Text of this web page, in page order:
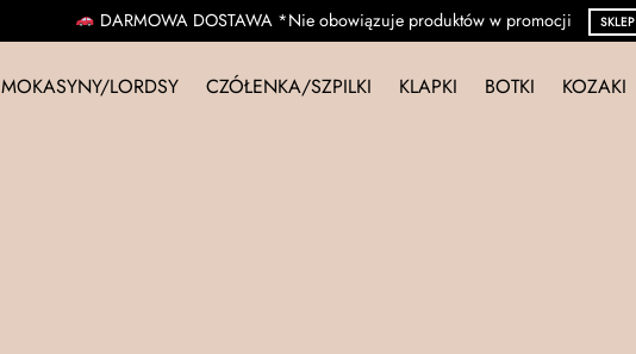
DARMOWA DOSTAWA *Nie obowiązuje produktów w promocji SKLEP
MOKASYNY/LORDSY CZÓŁENKA/SZPILKI KLAPKI BOTKI KOZAKI